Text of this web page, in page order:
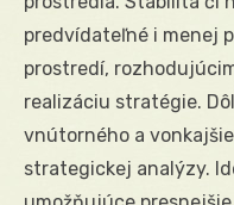
predvídateľné i menej
prostredí,
realizáciu stratégie.
vnútorného a
strategickej analýzy.